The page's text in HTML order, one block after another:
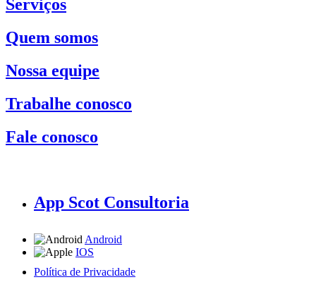
Serviços
Quem somos
Nossa equipe
Trabalhe conosco
Fale conosco
App Scot Consultoria
Android
IOS
Política de Privacidade